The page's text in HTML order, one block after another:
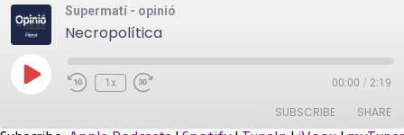
Supermatí - opinió
Necropolítica
Play
Episode
1x 00:00 / 2:19
SUBSCRIBE SHARE